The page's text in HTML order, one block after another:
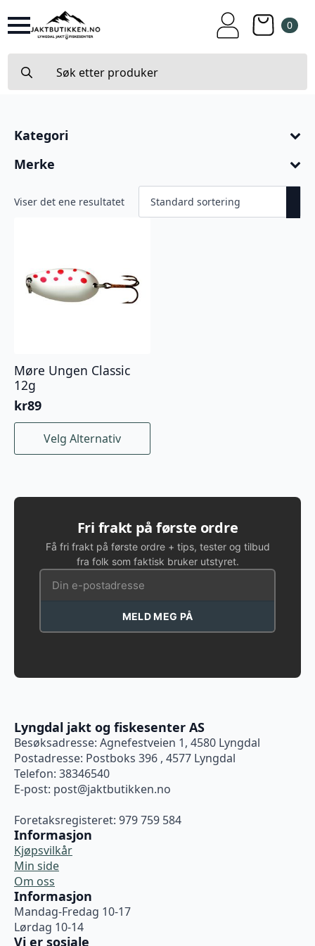
0
for:
Kategori
Merke
Viser det ene resultatet
Møre Ungen Classic
12g
kr89
Velg Alternativ
Dette
produktet
Alternativene
produktsiden
Fri frakt på første ordre
Få fri frakt på første ordre + tips, tester og tilbud
fra folk som faktisk bruker utstyret.
MELD MEG PÅ
Lyngdal jakt og fiskesenter AS
Besøksadresse: Agnefestveien 1, 4580 Lyngdal
Postadresse: Postboks 396 , 4577 Lyngdal
Telefon: 38346540
E-post: post@jaktbutikken.no
Foretaksregisteret: 979 759 584
Informasjon
Kjøpsvilkår
Min side
Om oss
Informasjon
Mandag-Fredag 10-17
Lørdag 10-14
Vi er sosiale